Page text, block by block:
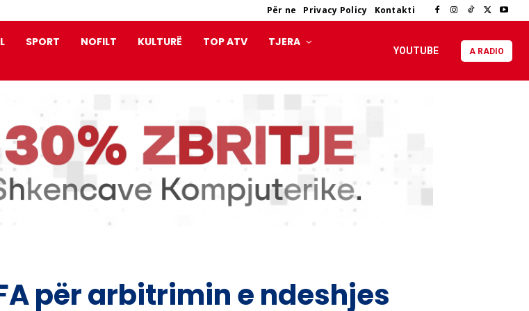
Për ne Privacy Policy Kontakti
SPORT NOFILT KULTURË TOP ATV TJERA
YOUTUBE A RADIO
për arbitrimin e ndeshjes